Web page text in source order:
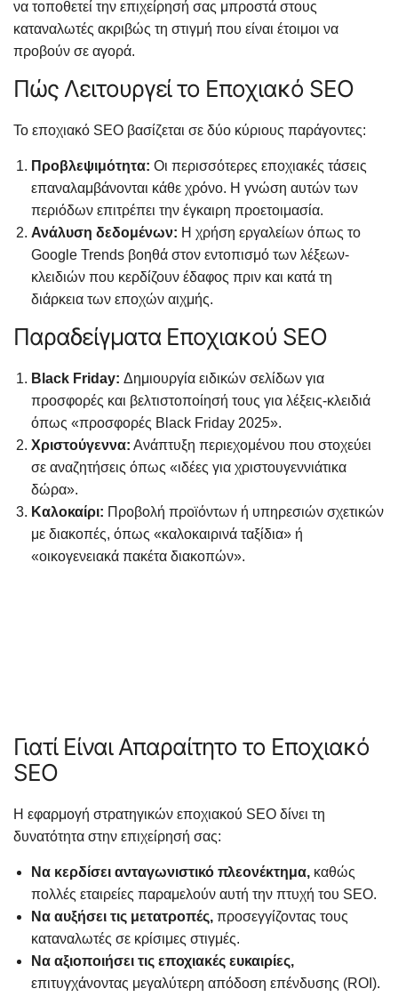
να τοποθετεί την επιχείρησή σας μπροστά στους
καταναλωτές ακριβώς τη στιγμή που είναι έτοιμοι να
προβούν σε αγορά.
Πώς Λειτουργεί το Εποχιακό SEO
Το εποχιακό SEO βασίζεται σε δύο κύριους παράγοντες:
Προβλεψιμότητα: Οι περισσότερες εποχιακές τάσεις
επαναλαμβάνονται κάθε χρόνο. Η γνώση αυτών των
περιόδων επιτρέπει την έγκαιρη προετοιμασία.
Ανάλυση δεδομένων: Η χρήση εργαλείων όπως το
Google Trends βοηθά στον εντοπισμό των λέξεων-
κλειδιών που κερδίζουν έδαφος πριν και κατά τη
διάρκεια των εποχών αιχμής.
Παραδείγματα Εποχιακού SEO
Black Friday: Δημιουργία ειδικών σελίδων για
προσφορές και βελτιστοποίησή τους για λέξεις-κλειδιά
όπως «προσφορές Black Friday 2025».
Χριστούγεννα: Ανάπτυξη περιεχομένου που στοχεύει
σε αναζητήσεις όπως «ιδέες για χριστουγεννιάτικα
δώρα».
Καλοκαίρι: Προβολή προϊόντων ή υπηρεσιών σχετικών
με διακοπές, όπως «καλοκαιρινά ταξίδια» ή
«οικογενειακά πακέτα διακοπών».
Γιατί Είναι Απαραίτητο το Εποχιακό
SEO
Η εφαρμογή στρατηγικών εποχιακού SEO δίνει τη
δυνατότητα στην επιχείρησή σας:
Να κερδίσει ανταγωνιστικό πλεονέκτημα, καθώς
πολλές εταιρείες παραμελούν αυτή την πτυχή του SEO.
Να αυξήσει τις μετατροπές, προσεγγίζοντας τους
καταναλωτές σε κρίσιμες στιγμές.
Να αξιοποιήσει τις εποχιακές ευκαιρίες,
επιτυγχάνοντας μεγαλύτερη απόδοση επένδυσης (ROI).